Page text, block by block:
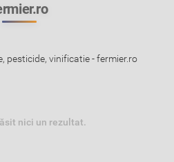
pesticide, vinificatie - fermier.ro
nici un rezultat.